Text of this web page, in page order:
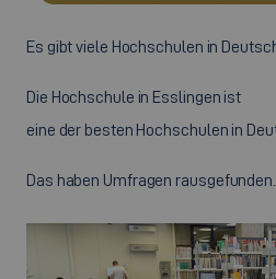
Es gibt viele Hochschulen in
Die Hochschule in Esslingen ist
eine der besten Hochschulen in
Das haben Umfragen rausgefunden.